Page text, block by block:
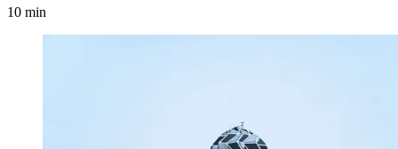
10 min